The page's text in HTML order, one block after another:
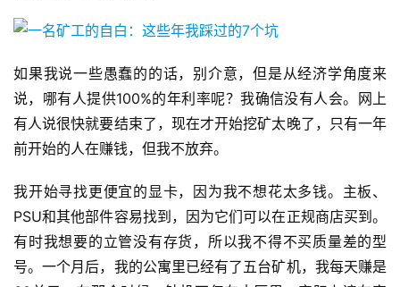
如果我说一些愚蠢的的话，别介意，但是从经济学角度来
说，哪有人提供100%的年利率呢？我确信没有人会。网上
有人说很快就要结束了，现在才开始挖矿太晚了，只有一年
前开始的人在赚钱，但我不放弃。
我开始寻找更便宜的显卡，因为我不想花太多钱。主板、
PSU和其他部件容易找到，因为它们可以在正规商店买到。
有时我想要的立管没有存货，所以我不得不买质量差的型
号。一个月后，我的公寓里已经有了五台矿机，我每天赚是